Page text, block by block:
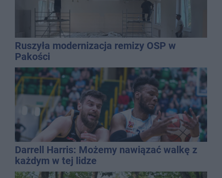
Ruszyła modernizacja remizy OSP w
Pakości
Darrell Harris: Możemy nawiązać walkę z
każdym w tej lidze